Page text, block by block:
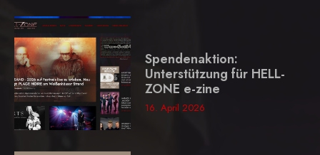
Spendenaktion:
Unterstützung für HELL-
ZONE e-zine
16. April 2026